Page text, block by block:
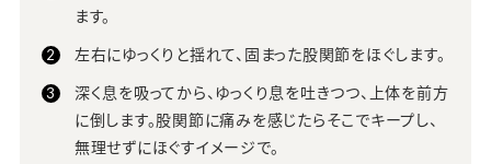
ます。
左右にゆっくりと揺れて、固まった股関節をほぐします。
深く息を吸ってから、ゆっくり息を吐きつつ、上体を前方
に倒します。股関節に痛みを感じたらそこでキープし、
無理せずにほぐすイメージで。